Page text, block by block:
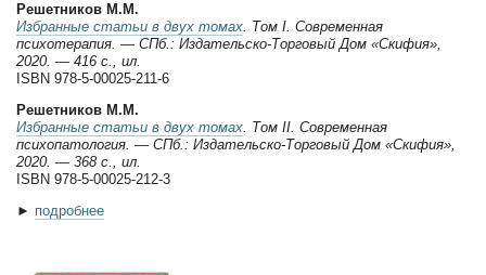
Решетников М.М.
Избранные статьи в двух томах. Том I. Современная
психотерапия. — СПб.: Издательско-Торговый Дом «Скифия»,
2020. — 416 с., ил.
ISBN 978-5-00025-211-6
Решетников М.М.
Избранные статьи в двух томах. Том II. Современная
психопатология. — СПб.: Издательско-Торговый Дом «Скифия»,
2020. — 368 с., ил.
ISBN 978-5-00025-212-3
► подробнее